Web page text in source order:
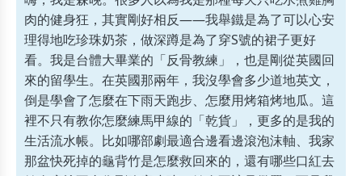
肉的健身狂，其實剛好相反——我舉鐵是為了可以心安
理得地吃珍珠奶茶，做深蹲是為了穿S號的裙子更好
看。我是台體大畢業的「反骨教練」，也是剛從英國回
來的留學生。在英國那兩年，我沒學會多少道地英文，
倒是學會了怎麼在下雨天跑步、怎麼用烤箱烤地瓜。這
裡不只有教你怎麼練馬甲線的「乾貨」，更多的是我的
生活流水帳。比如哪部劇最適合邊看邊滾泡沫軸、我家
那盆快死掉的龜背竹是怎麼救回來的，還有哪些口紅去